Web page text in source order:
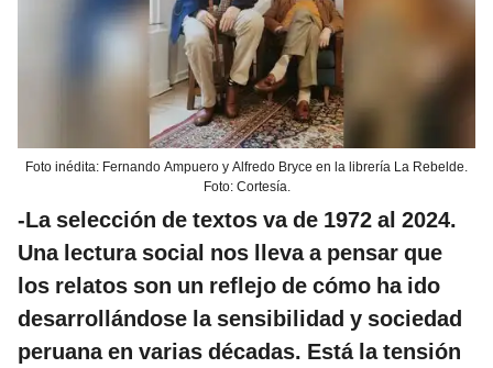
Foto inédita: Fernando Ampuero y Alfredo Bryce en la librería La Rebelde.
Foto: Cortesía.
-La selección de textos va de 1972 al 2024.
Una lectura social nos lleva a pensar que
los relatos son un reflejo de cómo ha ido
desarrollándose la sensibilidad y sociedad
peruana en varias décadas. Está la tensión